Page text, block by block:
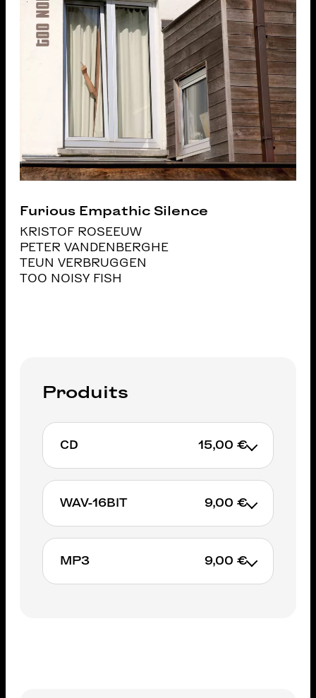
Furious Empathic Silence
KRISTOF ROSEEUW
PETER VANDENBERGHE
TEUN VERBRUGGEN
TOO NOISY FISH
Produits
CD 15,00 €
AJOUTER AU PANIER
WAV-16BIT 9,00 €
AJOUTER AU PANIER
MP3 9,00 €